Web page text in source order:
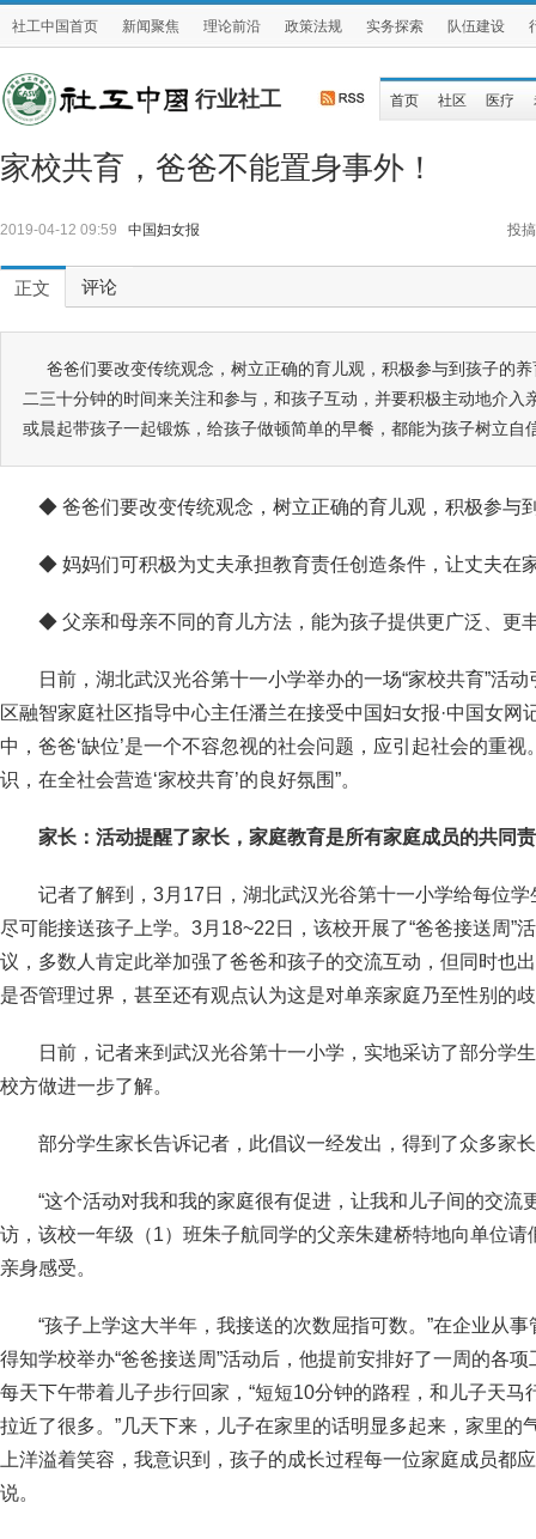
社工中国首页 新闻聚焦 理论前沿 政策法规 实务探索 队伍建设
行业社工 首页 社区 医疗
家校共育，爸爸不能置身事外！
2019-04-12 09:59 中国妇女报 投搞
正文 评论
爸爸们要改变传统观念，树立正确的育儿观，积极参与到孩子的
二三十分钟的时间来关注和参与，和孩子互动，并要积极主动地介入
或晨起带孩子一起锻炼，给孩子做顿简单的早餐，都能为孩子树立自
◆ 爸爸们要改变传统观念，树立正确的育儿观，积极参与
◆ 妈妈们可积极为丈夫承担教育责任创造条件，让丈夫在
◆ 父亲和母亲不同的育儿方法，能为孩子提供更广泛、更
日前，湖北武汉光谷第十一小学举办的一场“家校共育”活
区融智家庭社区指导中心主任潘兰在接受中国妇女报·中国女网
中，爸爸‘缺位’是一个不容忽视的社会问题，应引起社会的重
识，在全社会营造‘家校共育’的良好氛围”。
家长： 活动提醒了家长，家庭教育是所有家庭成员的共同
记者了解到，3月17日，湖北武汉光谷第十一小学给每位
尽可能接送孩子上学。3月18~22日，该校开展了“爸爸接送周”
议，多数人肯定此举加强了爸爸和孩子的交流互动，但同时也
是否管理过界，甚至还有观点认为这是对单亲家庭乃至性别的
日前，记者来到武汉光谷第十一小学，实地采访了部分学
校方做进一步了解。
部分学生家长告诉记者，此倡议一经发出，得到了众多家
“这个活动对我和我的家庭很有促进，让我和儿子间的交流
访，该校一年级（1）班朱子航同学的父亲朱建桥特地向单位
亲身感受。
“孩子上学这大半年，我接送的次数屈指可数。”在企业从
得知学校举办“爸爸接送周”活动后，他提前安排好了一周的各
每天下午带着儿子步行回家，“短短10分钟的路程，和儿子天
拉近了很多。”几天下来，儿子在家里的话明显多起来，家里的
上洋溢着笑容，我意识到，孩子的成长过程每一位家庭成员都
说。